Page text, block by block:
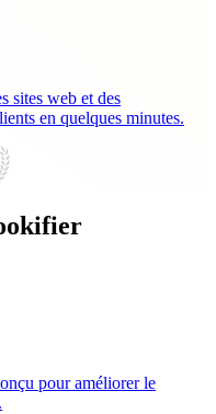
sites web et des
en quelques minutes.
pour améliorer le